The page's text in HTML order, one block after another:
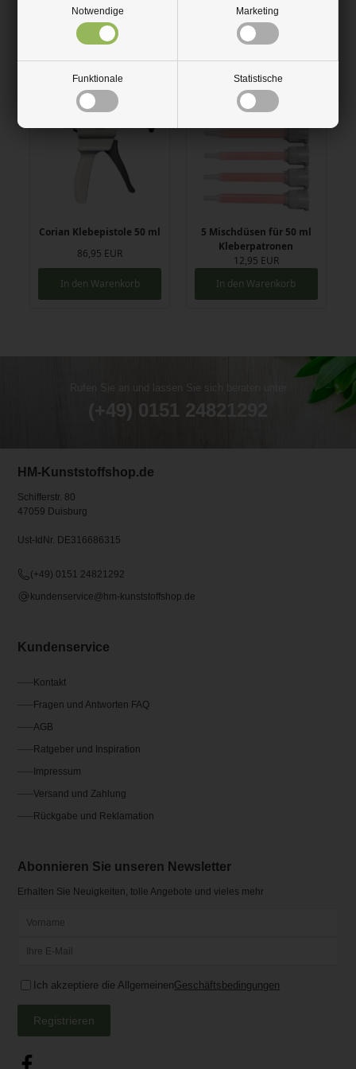
Notwendige Marketing
Funktionale Statistische
Klebepistole nicht enthalten.
Zugehörige Produkte
Corian Klebepistole 50 ml
86,95 EUR
In den Warenkorb
5 Mischdüsen für 50 ml
Kleberpatronen
12,95 EUR
In den Warenkorb
Rufen Sie an und lassen Sie sich beraten unter
(+49) 0151 24821292
HM-Kunststoffshop.de
Schifferstr. 80
47059 Duisburg
Ust-IdNr. DE316686315
(+49) 0151 24821292
kundenservice@hm-kunststoffshop.de
Kundenservice
Kontakt
Fragen und Antworten FAQ
AGB
Ratgeber und Inspiration
Impressum
Versand und Zahlung
Rückgabe und Reklamation
Abonnieren Sie unseren Newsletter
Erhalten Sie Neuigkeiten, tolle Angebote und vieles mehr
Ich akzeptiere die AllgemeinenGeschäftsbedingungen
Registrieren